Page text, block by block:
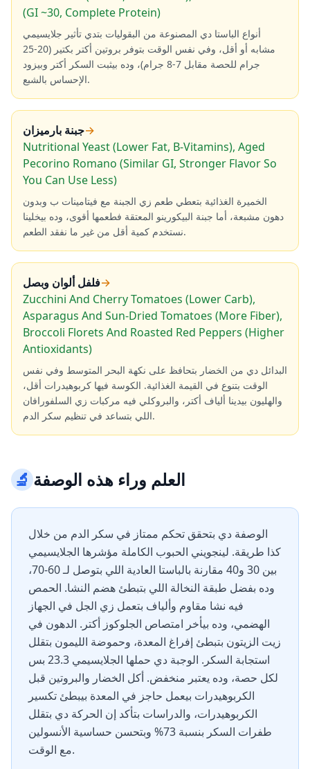
(GI ~30, Complete Protein)
أنواع الباستا دي المصنوعة من البقوليات بتدي تأثير جلايسيمي
مشابه أو أقل، وفي نفس الوقت بتوفر بروتين أكتر بكتير (20-25
جرام للحصة مقابل 7-8 جرام)، وده بيثبت السكر أكتر وبيزود
الإحساس بالشبع.
جبنة بارميزان→
Nutritional Yeast (Lower Fat, B-Vitamins), Aged
Pecorino Romano (Similar GI, Stronger Flavor So
You Can Use Less)
الخميرة الغذائية بتعطي طعم زي الجبنة مع فيتامينات ب وبدون
دهون مشبعة، أما جبنة البيكورينو المعتقة فطعمها أقوى، وده بيخلينا
نستخدم كمية أقل من غير ما نفقد الطعم.
فلفل ألوان وبصل→
Zucchini And Cherry Tomatoes (Lower Carb),
Asparagus And Sun-Dried Tomatoes (More Fiber),
Broccoli Florets And Roasted Red Peppers (Higher
Antioxidants)
البدائل دي من الخضار بتحافظ على نكهة البحر المتوسط وفي نفس
الوقت بتنوع في القيمة الغذائية. الكوسة فيها كربوهيدرات أقل،
والهليون بيدينا ألياف أكتر، والبروكلي فيه مركبات زي السلفورافان
اللي بتساعد في تنظيم سكر الدم.
🔬العلم وراء هذه الوصفة
الوصفة دي بتحقق تحكم ممتاز في سكر الدم من خلال
كذا طريقة. لينجويني الحبوب الكاملة مؤشرها الجلايسيمي
بين 30 و40 مقارنة بالباستا العادية اللي بتوصل لـ 60-70،
وده بفضل طبقة النخالة اللي بتبطئ هضم النشا. الحمص
فيه نشا مقاوم وألياف بتعمل زي الجل في الجهاز
الهضمي، وده بيأخر امتصاص الجلوكوز أكتر. الدهون في
زيت الزيتون بتبطئ إفراغ المعدة، وحموضة الليمون بتقلل
استجابة السكر. الوجبة دي حملها الجلايسيمي 23.3 بس
لكل حصة، وده يعتبر منخفض. أكل الخضار والبروتين قبل
الكربوهيدرات بيعمل حاجز في المعدة بيبطئ تكسير
الكربوهيدرات، والدراسات بتأكد إن الحركة دي بتقلل
طفرات السكر بنسبة 73% وبتحسن حساسية الأنسولين
مع الوقت.